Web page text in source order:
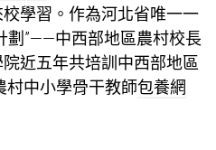
校學習。作為河北省唯一一
劃”——中西部地區農村校長
近五年共培訓中西部地區
村中小學骨干教師包養網